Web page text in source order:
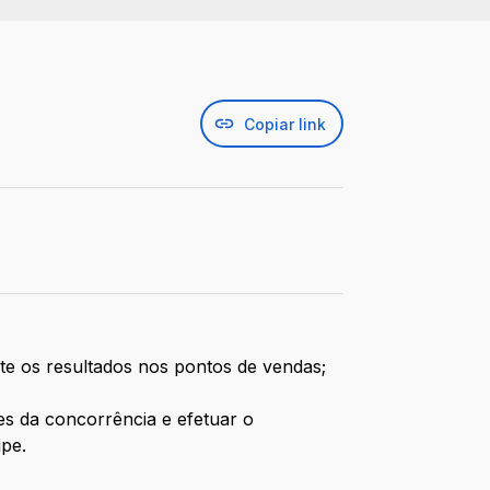
Copiar link
os resultados nos pontos de vendas;
da concorrência e efetuar o